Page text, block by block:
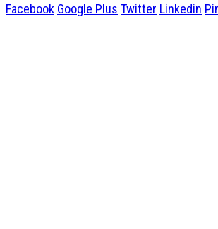
Facebook Google Plus Twitter Linkedin